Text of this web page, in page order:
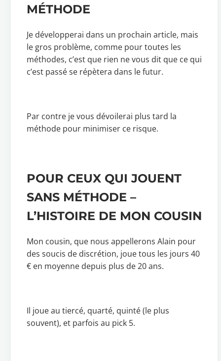
MÉTHODE
Je développerai dans un prochain article, mais
le gros problème, comme pour toutes les
méthodes, c’est que rien ne vous dit que ce qui
c’est passé se répètera dans le futur.
Par contre je vous dévoilerai plus tard la
méthode pour minimiser ce risque.
POUR CEUX QUI JOUENT
SANS MÉTHODE –
L’HISTOIRE DE MON COUSIN
Mon cousin, que nous appellerons Alain pour
des soucis de discrétion, joue tous les jours 40
€ en moyenne depuis plus de 20 ans.
Il joue au tiercé, quarté, quinté (le plus
souvent), et parfois au pick 5.